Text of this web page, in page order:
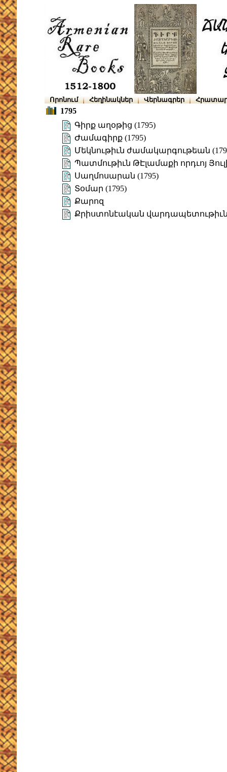
Որոնում Հեղինակներ Վերնագրեր
1795
Գիրք աղօթից (1795)
Ժամագիրք (1795)
Մեկնութիւն ժամակարգութեան
Պատմութիւն ԹԷլամաքի որդւոյ
Սաղմոսարան (1795)
Տօմար (1795)
Քարոզ
Քրիստոնէական վարդապետութիւն